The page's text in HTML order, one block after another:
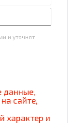
и уточнят
данные,
сайте,
характер и